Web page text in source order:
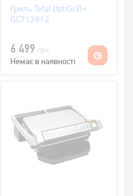
Гриль Tefal OptiGrill+
GC712812
6 499
Немає в наявності